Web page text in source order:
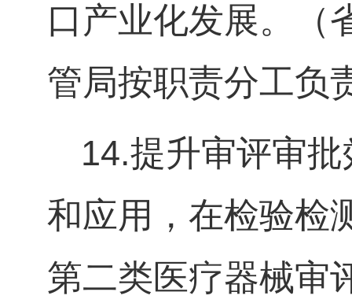
口产业化发展。（
管局按职责分工负
14.提升审评审
和应用，在检验检
第二类医疗器械审